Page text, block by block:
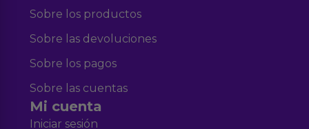
Sobre los productos
Sobre las devoluciones
Sobre los pagos
Sobre las cuentas
Mi cuenta
Iniciar sesión